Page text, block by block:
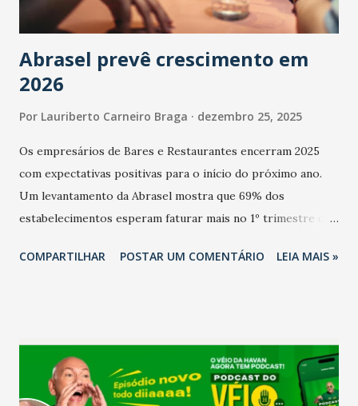
Abrasel prevê crescimento em
2026
Por Lauriberto Carneiro Braga dezembro 25, 2025
Os empresários de Bares e Restaurantes encerram 2025
com expectativas positivas para o início do próximo ano.
Um levantamento da Abrasel mostra que 69% dos
estabelecimentos esperam faturar mais no 1º trimestre de
relação ao último trimestre deste ano, 56% também
confraternizações de fim de ano e pelo pagamento do 13º
Salário para um número maior de trabalhadores, já que o
país tem a menor taxa de desemprego dos anos recentes.
COMPARTILHAR POSTAR UM COMENTÁRIO LEIA MAIS »